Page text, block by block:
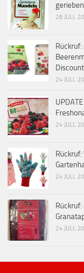
28 JULI,
Discount
24 JULI,
24 JULI,
24 JULI,
24 JULI,